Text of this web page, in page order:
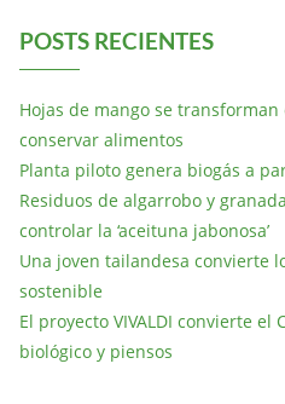
POSTS RECIENTES
Hojas de mango se
conservar alimentos
Planta piloto genera biogás a
Residuos de algarrobo y
controlar la ‘aceituna jabonosa’
Una joven tailandesa convierte
sostenible
El proyecto VIVALDI convierte el
biológico y piensos